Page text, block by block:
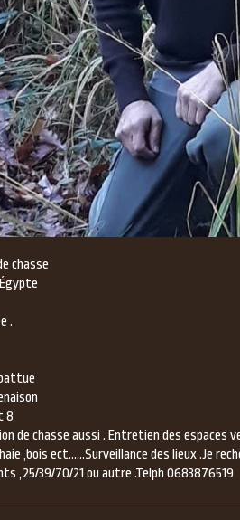
chasse
.
8
de chasse aussi . Entretien des espaces
,bois ect......Surveillance des lieux .Je
,25/39/70/21 ou autre .Telph 0683876519